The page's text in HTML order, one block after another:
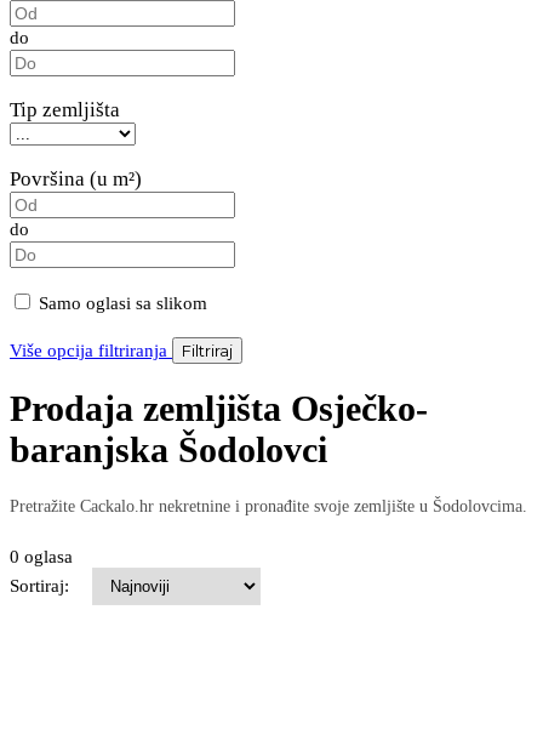
do
Tip zemljišta
Površina (u m²)
do
Samo oglasi sa slikom
Više opcija filtriranja Filtriraj
Prodaja zemljišta Osječko-
baranjska Šodolovci
Pretražite Cackalo.hr nekretnine i pronađite svoje zemljište u Šodolovcima.
0 oglasa
Sortiraj: